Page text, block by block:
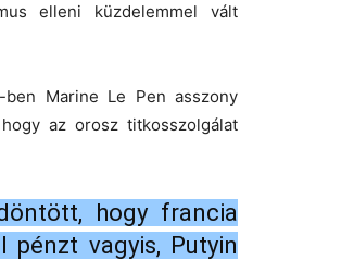
elleni küzdelemmel vált
Marine Le Pen asszony
az orosz titkosszolgálat
hogy francia
vagyis, Putyin